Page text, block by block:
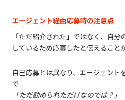
エージェント経由応募時の注意点
「ただ紹介された」ではなく、自
しているため応募したと伝えること
自己応募とは異なり、エージェント
で
「ただ勧められただけなのでは？